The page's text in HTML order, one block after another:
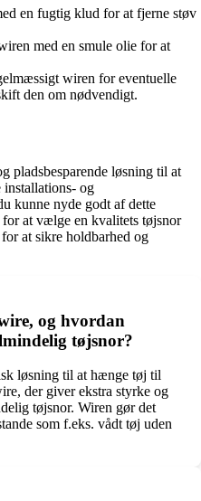
en fugtig klud for at fjerne støv
med en smule olie for at
wiren for eventuelle
den om nødvendigt.
pladsbesparende løsning til at
og
kunne nyde godt af dette
at vælge en kvalitets tøjsnor
at sikre holdbarhed og
og hvordan
tøjsnor?
løsning til at hænge tøj til
der giver ekstra styrke og
tøjsnor. Wiren gør det
som f.eks. vådt tøj uden